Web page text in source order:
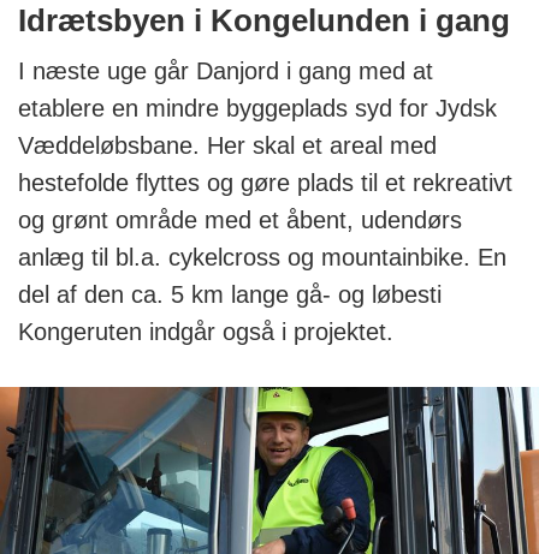
Idrætsbyen i Kongelunden i gang
I næste uge går Danjord i gang med at
etablere en mindre byggeplads syd for Jydsk
Væddeløbsbane. Her skal et areal med
hestefolde flyttes og gøre plads til et rekreativt
og grønt område med et åbent, udendørs
anlæg til bl.a. cykelcross og mountainbike. En
del af den ca. 5 km lange gå- og løbesti
Kongeruten indgår også i projektet.